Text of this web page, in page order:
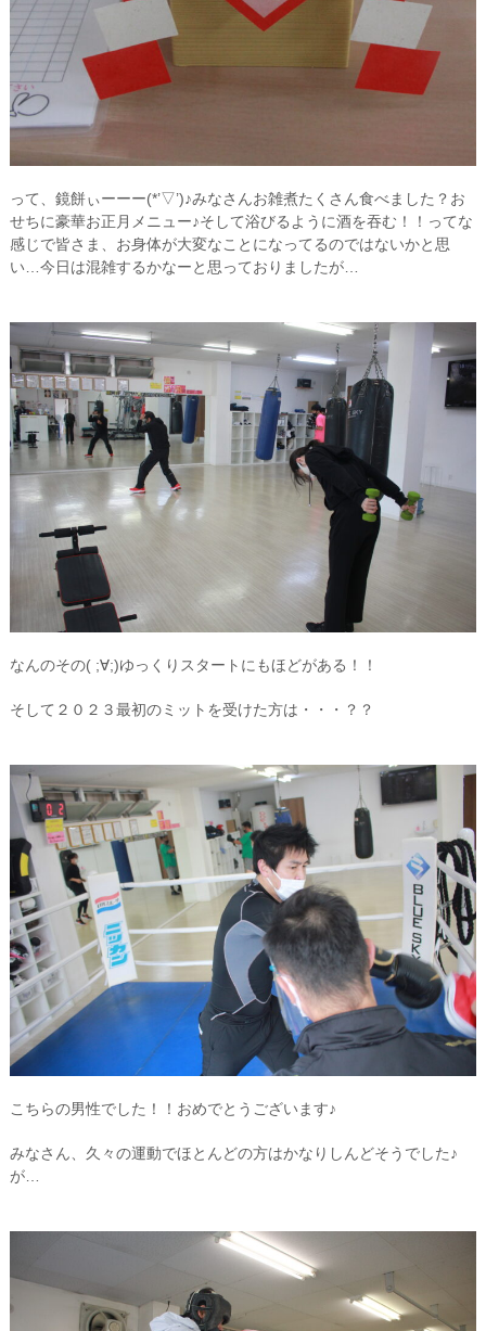
って、鏡餅ぃーーー(*’▽’)♪みなさんお雑煮たくさん食べました？お
せちに豪華お正月メニュー♪そして浴びるように酒を吞む！！ってな
感じで皆さま、お身体が大変なことになってるのではないかと思
い…今日は混雑するかなーと思っておりましたが…
なんのその( ;∀;)ゆっくりスタートにもほどがある！！
そして２０２３最初のミットを受けた方は・・・？？
こちらの男性でした！！おめでとうございます♪
みなさん、久々の運動でほとんどの方はかなりしんどそうでした♪
が…